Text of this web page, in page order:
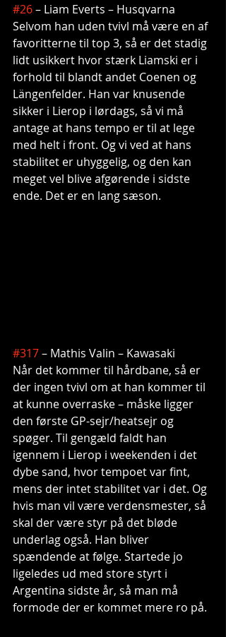
#26 – Liam Everts – Husqvarna
Selvom han uden tvivl må være en af
favoritterne til top 3, så er det stadig
lidt usikkert hvor stærk Liamski er i
forhold til blandt andet Coenen og
Längenfelder. Han var knusende
sikker i Lierop i lørdags, så vi må
antage at hans tempo er til at lege
med helt i front. Og vi ved at hans
stabilitet er uhyggelig, og den kan
meget vel blive afgørende i sidste
ende. Det er en lang sæson.
#317 – Mathis Valin – Kawasaki
Når det kommer til hårdbane, så er
der ingen tvivl om at han kommer til
at kunne overraske – måske ligger
den første GP-sejr/heatsejr og
spøger. Til gengæld faldt han
igennem i Lierop i weekenden i det
dybe sand, hvor tempoet var fint,
mens der intet stabilitet var i det. Og
hvis man vil være verdensmester, så
skal der være styr på det bløde
underlag også. Han bliver
spændende at følge. Startede jo
ligeledes ud med store styrt i
Argentina sidste år, så man må
formode der er kommet mere ro på.